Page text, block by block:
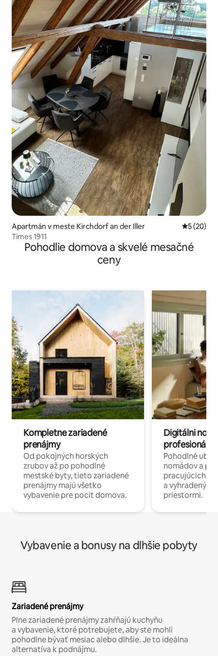
Apartmán v meste Kirchdorf an der Iller
5 (20)
Times 1911
Pohodlie domova a skvelé mesačné
ceny
Kompletne zariadené
prenájmy
Od pokojných horských
zrubov až po pohodlné
mestské byty, tieto zariadené
prenájmy majú všetko
vybavenie pre pocit domova.
Digitálni
profesionáli
Pohodlné
nomádov a
pracujúcich
a
priestormi.
Vybavenie a bonusy na dlhšie pobyty
Zariadené prenájmy
Plne zariadené prenájmy zahŕňajú kuchyňu
a vybavenie, ktoré potrebujete, aby ste mohli
pohodlne bývať mesiac alebo dlhšie. Je to ideálna
alternatíva k podnájmu.